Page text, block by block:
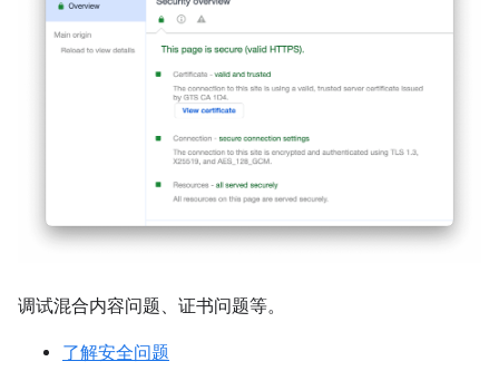
调试混合内容问题、证书问题等。
了解安全问题